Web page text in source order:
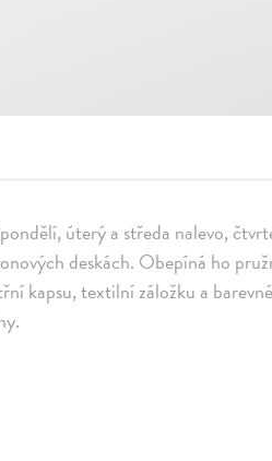
úterý a středa nalevo,
deskách. Obepíná ho
kapsu, textilní záložku a barevné